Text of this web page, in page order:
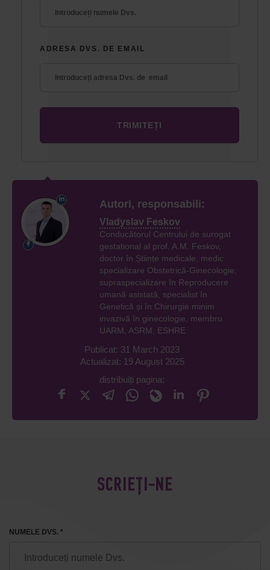
ADRESA DVS. DE EMAIL
Autori, responsabili:
Vladyslav Feskov
Conducătorul Centrului de surogat
gestational al prof. A.M. Feskov,
doctor în Științe medicale, medic
specializare Obstetrică-Ginecologie,
supraspecializare în Reproducere
umană asistată, specialist în
Genetică și în Chirurgie minim
invazivă în ginecologie, membru
UARM, ASRM, ESHRE
Publicat: 31 March 2023
Actualizat: 19 August 2025
distribuiți pagina:
SCRIEȚI-NE
NUMELE DVS. *